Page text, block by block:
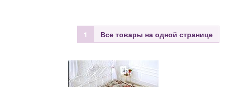
1 Все товары на одной странице